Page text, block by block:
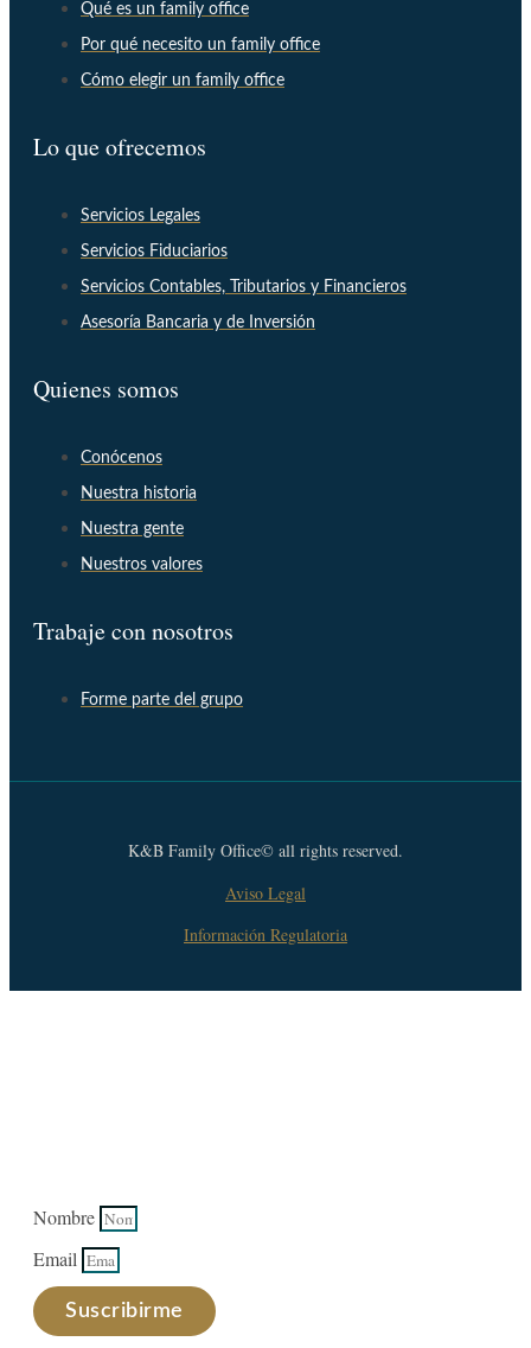
Qué es un family office
Por qué necesito un family office
Cómo elegir un family office
Lo que ofrecemos
Servicios Legales
Servicios Fiduciarios
Servicios Contables, Tributarios y Financieros
Asesoría Bancaria y de Inversión
Quienes somos
Conócenos
Nuestra historia
Nuestra gente
Nuestros valores
Trabaje con nosotros
Forme parte del grupo
K&B Family Office© all rights reserved.
Aviso Legal
Información Regulatoria
Nombre
Email
Suscribirme